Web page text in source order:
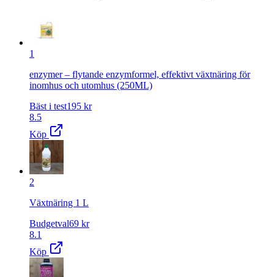
1
enzymer – flytande enzymformel, effektivt växtnäring för
inomhus och utomhus (250ML)
Bäst i test195 kr
8.5
Köp
2
Växtnäring 1 L
Budgetval69 kr
8.1
Köp